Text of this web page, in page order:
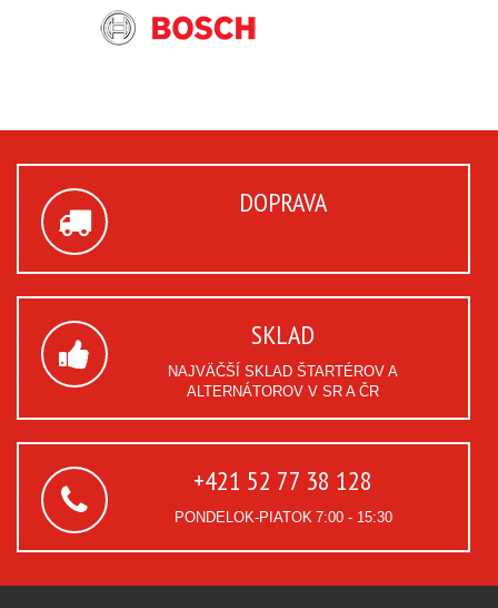
DOPRAVA
SKLAD
NAJVÄČŠÍ SKLAD ŠTARTÉROV A
ALTERNÁTOROV V SR A ČR
+421 52 77 38 128
PONDELOK-PIATOK 7:00 - 15:30